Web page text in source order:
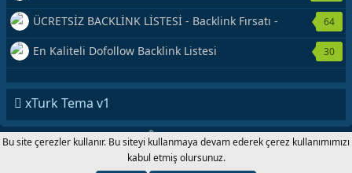
Veriyorum
ÜCRETSİZ BACKLİNK LİSTESİ - Backlink Fırsatı -
Hemen Yetiş!
64
En Kaliteli Dofollow Backlink Listesi 30
xTurk Tema v1
Forum software by XenForo® © 2010-2020 XenForo Ltd.|Add-Onsby
xenMade.com xTurk.com 2001-2020 © Copyright All Rights Reserved.
Toplam sorgu 12 Toplam zaman
Bu site çerezler kullanır. Bu siteyi kullanmaya devam ederek çerez kullanımımızı
kabul etmiş olursunuz.